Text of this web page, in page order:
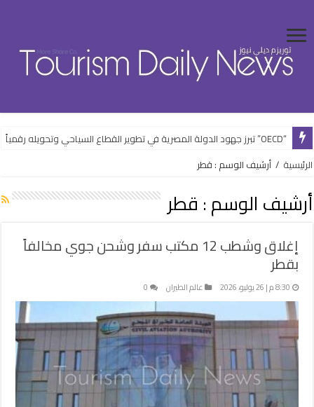
“OECD” تبرز جهود الدولة المصرية في تطوير القطاع السياحي وتحويله رقمياً
“الشباب” تفتتح فعاليات الأنشطة الرياضية بالعلمين الجديدة ضمن خطتها
الرئيسية / أرشيف الوسم : قطر
أرشيف الوسم : قطر
إغلاق وشطب 12 مكتب سفر وشحن جوي مخالفاً
بقطر
8:30 م | 26 يوليو، 2026 عالم الطيران 0